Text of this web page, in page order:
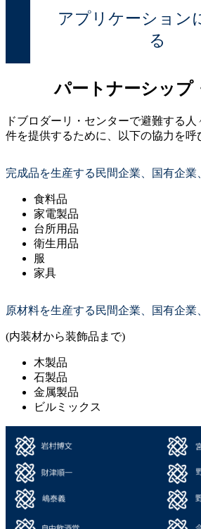
アプリケーション
る
パートナーシップ
ドブロダーリ・センターで避難する
件を提供するために、以下の協力を呼
完成品を生産する民間企業、国有企業
食料品
家電製品
台所用品
衛生用品
服
家具
原材料を生産する民間企業、国有企業
(内装材から装飾品まで)
木製品
石製品
金属製品
ビルミックス